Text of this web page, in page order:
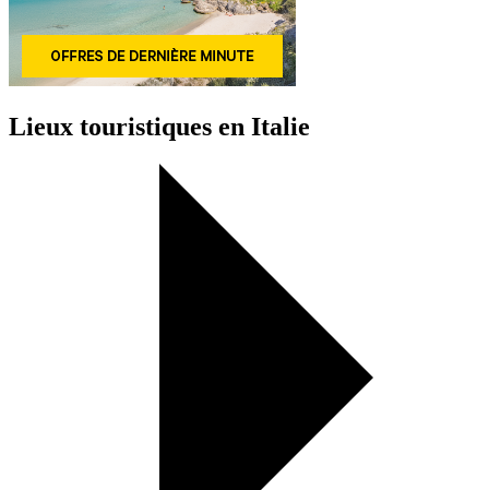
Lieux touristiques en Italie